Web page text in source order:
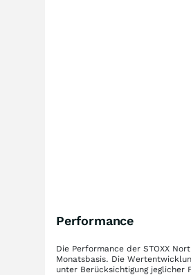
Performance
Die Performance der STOXX
Monatsbasis. Die
unter Berücksichtigung jeglicher